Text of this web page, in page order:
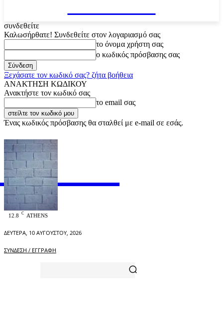
συνδεθείτε
Καλωσήρθατε! Συνδεθείτε στον λογαριασμό σας
το όνομα χρήστη σας
ο κωδικός πρόσβασης σας
Ξεχάσατε τον κωδικό σας? ζήτα βοήθεια
ΑΝΑΚΤΗΣΗ ΚΩΔΙΚΟΥ
Ανακτήστε τον κωδικό σας
το email σας
Ένας κωδικός πρόσβασης θα σταλθεί με e-mail σε εσάς.
OFFICIAL
12.8 C ATHENS
ΔΕΥΤΈΡΑ, 10 ΑΥΓΟΎΣΤΟΥ, 2026
ΣΎΝΔΕΣΗ / ΕΓΓΡΑΦΉ